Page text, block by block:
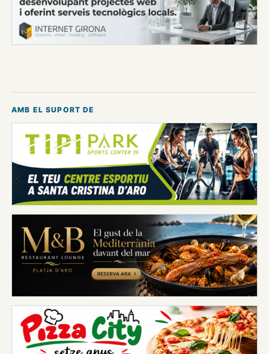
AMB EL SUPORT DE